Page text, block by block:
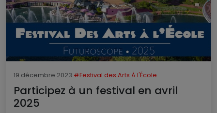
19 décembre 2023 #Festival des Arts À l'École
Participez à un festival en avril
2025